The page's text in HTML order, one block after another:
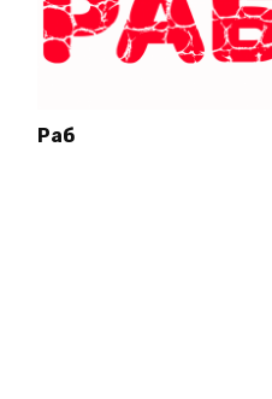
Раб